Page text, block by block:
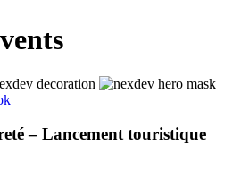
– Lancement touristique